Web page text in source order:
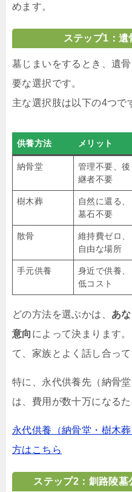
めます。
ステップ1：遺
墓じまいをするとき、遺
要な選択です。
主な選択肢は以下の4つで
供養方法 メリット
納骨堂
管理不要、後
継者不要
樹木葬
自然に還る、
墓石不要
散骨
維持費ゼロ、
自由な場所
手元供養
身近で供養、
低コスト
どの方法を選ぶかは、 あ
意向 によって決まります
て、家族とよく話し合って
特に、永代供養先（納骨
は、費用が数十万になる
永代供養（納骨堂・樹木
方はこちら
ステップ2：釧路陵